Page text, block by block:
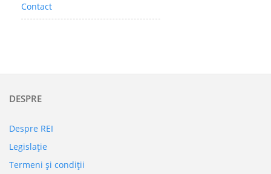
Contact
DESPRE
Despre REI
Legislaţie
Termeni şi condiţii